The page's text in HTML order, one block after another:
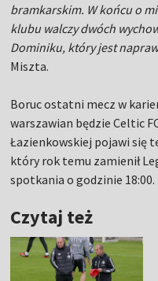
bramkarskim. W końcu o
klubu walczy dwóch
Dominiku, który jest
Miszta.
Boruc ostatni mecz w
warszawian będzie Celtic
Łazienkowskiej pojawi się
który rok temu zamienił
spotkania o godzinie 18:00.
Czytaj też